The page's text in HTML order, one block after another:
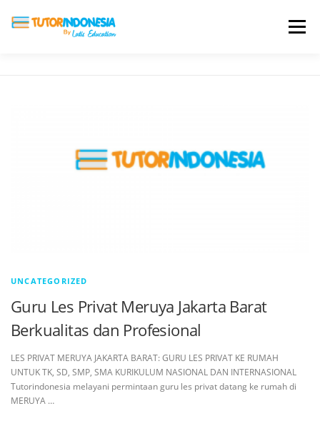
Menu
UNCATEGORIZED
Guru Les Privat Meruya Jakarta Barat
Berkualitas dan Profesional
LES PRIVAT MERUYA JAKARTA BARAT: GURU LES PRIVAT KE RUMAH
UNTUK TK, SD, SMP, SMA KURIKULUM NASIONAL DAN INTERNASIONAL
Tutorindonesia melayani permintaan guru les privat datang ke rumah di
MERUYA …